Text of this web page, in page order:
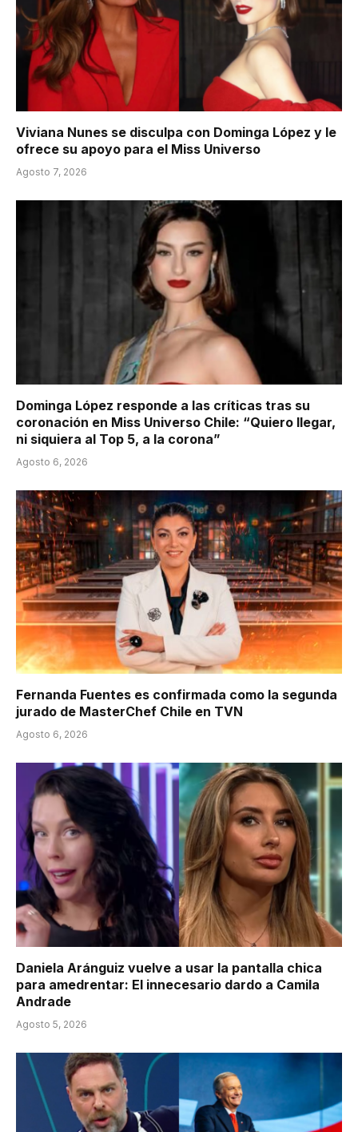
Viviana Nunes se disculpa con Dominga López y le
ofrece su apoyo para el Miss Universo
Agosto 7, 2026
Dominga López responde a las críticas tras su
coronación en Miss Universo Chile: “Quiero llegar,
ni siquiera al Top 5, a la corona”
Agosto 6, 2026
Fernanda Fuentes es confirmada como la segunda
jurado de MasterChef Chile en TVN
Agosto 6, 2026
Daniela Aránguiz vuelve a usar la pantalla chica
para amedrentar: El innecesario dardo a Camila
Andrade
Agosto 5, 2026